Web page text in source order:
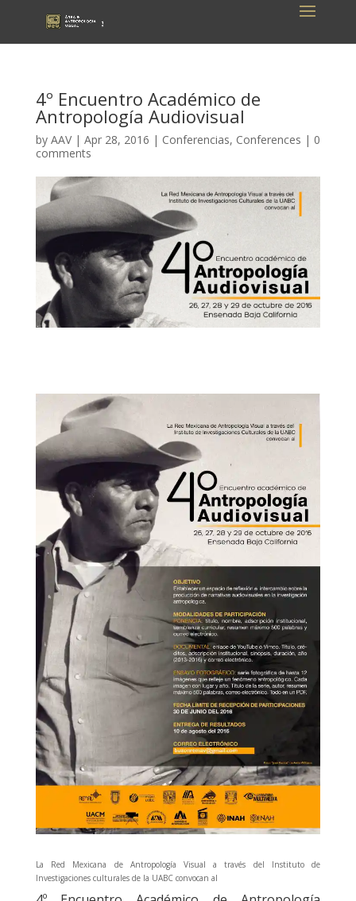
4º Encuentro Académico de
Antropología Audiovisual
by AAV| Apr 28, 2016 | Conferencias, Conferences | 0
comments
La Red Mexicana de Antropología Visual a través del Instituto de
Investigaciones culturales de la UABC convocan al